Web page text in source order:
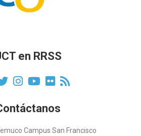
en RRSS
Campus San Francisco